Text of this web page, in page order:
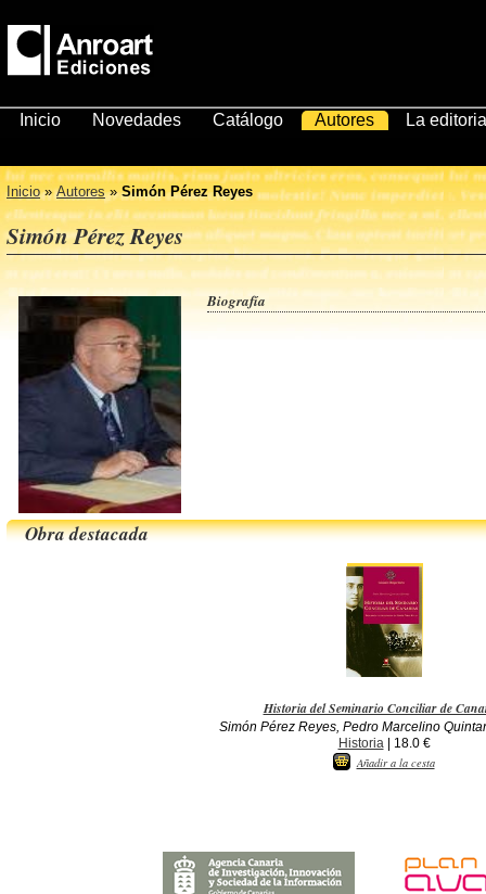
Inicio Novedades Catálogo Autores La
Inicio»Autores»Simón Pérez Reyes
Simón Pérez Reyes
Biografía
Obra destacada
Historia del Seminario Conciliar de
Simón Pérez Reyes, Pedro Marcelino
Historia | 18.0 €
Añadir a la cesta